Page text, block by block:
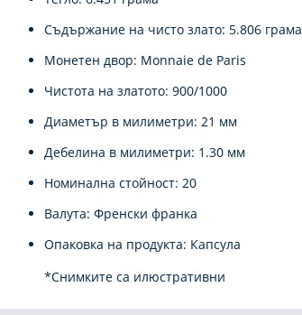
Съдържание на чисто злато: 5.806 грама
Монетен двор: Monnaie de Paris
Чистота на златото: 900/1000
Диаметър в милиметри: 21 мм
Дебелина в милиметри: 1.30 мм
Номинална стойност: 20
Валута: Френски франка
Опаковка на продукта: Капсула
*Снимките са илюстративни